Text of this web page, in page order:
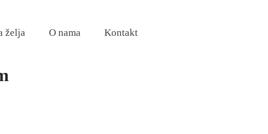
želja O nama Kontakt